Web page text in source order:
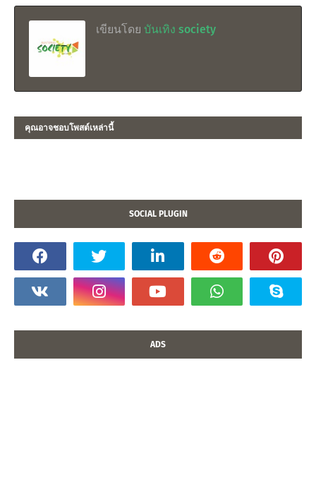
เขียนโดย บันเทิง society
คุณอาจชอบโพสต์เหล่านี้
SOCIAL PLUGIN
ADS